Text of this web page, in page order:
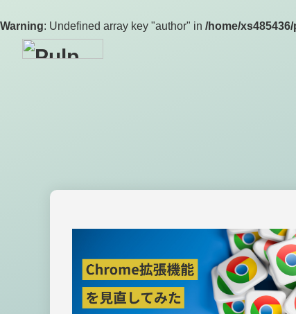
Warning: Undefined array key "author" in /home/